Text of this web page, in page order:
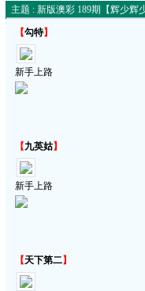
主题 : 新版澳彩 189期【辉少辉
【勾特】
新手上路
【九英姑】
新手上路
【天下第二】